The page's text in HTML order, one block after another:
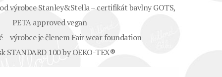
výrobce Stanley&Stella – certifikát bavlny GOTS,
PETA approved vegan
– výrobce je členem Fair wear foundation
STANDARD 100 by OEKO-TEX®